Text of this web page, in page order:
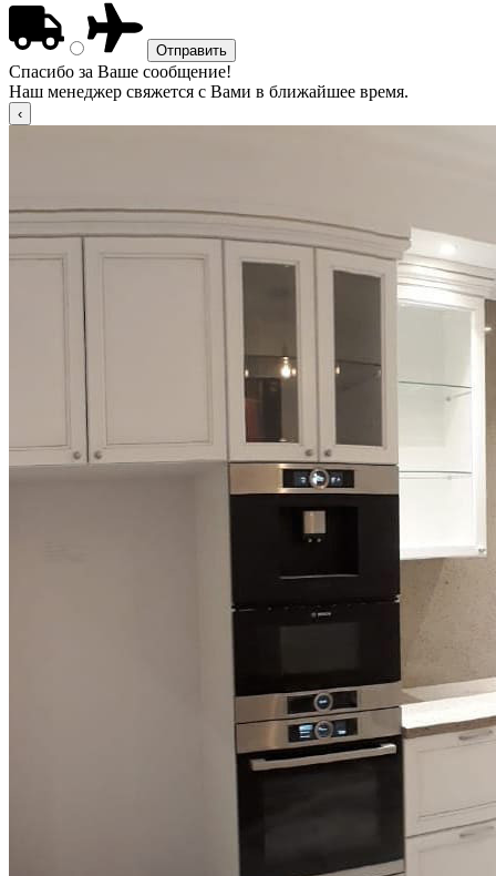
Спасибо за Ваше сообщение!
Наш менеджер свяжется с Вами в ближайшее время.